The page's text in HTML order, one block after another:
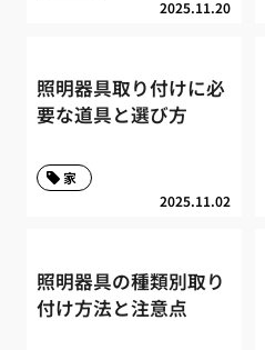
2025.11.20
照明器具取り付けに必
要な道具と選び方
2025.11.02
家
照明器具の種類別取り
付け方法と注意点